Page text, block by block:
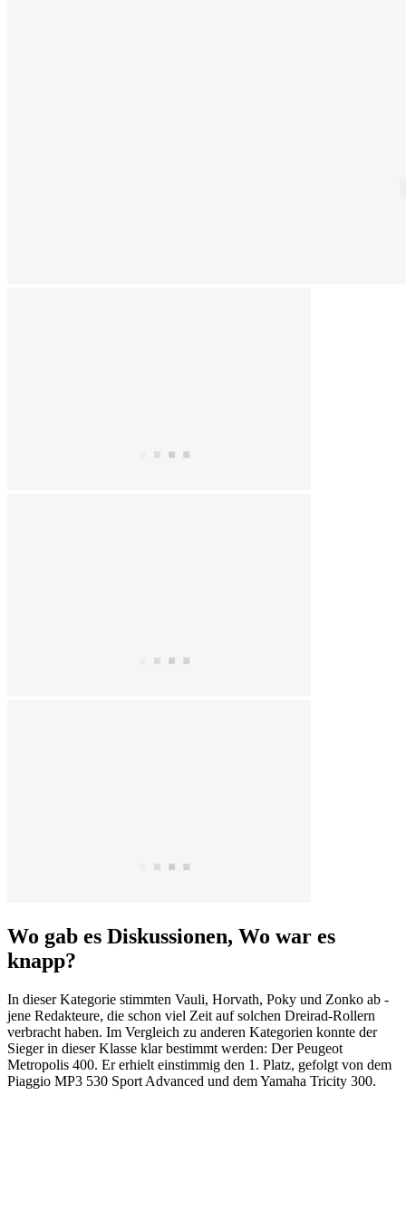
Wo gab es Diskussionen, Wo war es
knapp?
In dieser Kategorie stimmten Vauli, Horvath, Poky und Zonko ab -
jene Redakteure, die schon viel Zeit auf solchen Dreirad-Rollern
verbracht haben. Im Vergleich zu anderen Kategorien konnte der
Sieger in dieser Klasse klar bestimmt werden: Der Peugeot
Metropolis 400. Er erhielt einstimmig den 1. Platz, gefolgt von dem
Piaggio MP3 530 Sport Advanced und dem Yamaha Tricity 300.